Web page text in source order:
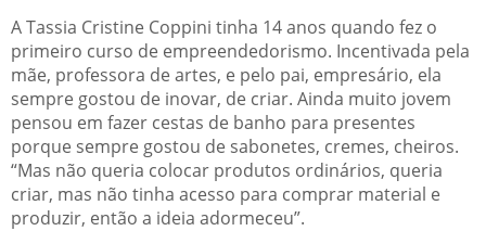
A Tassia Cristine Coppini tinha 14 anos quando fez o
primeiro curso de empreendedorismo. Incentivada pela
mãe, professora de artes, e pelo pai, empresário, ela
sempre gostou de inovar, de criar. Ainda muito jovem
pensou em fazer cestas de banho para presentes
porque sempre gostou de sabonetes, cremes, cheiros.
“Mas não queria colocar produtos ordinários, queria
criar, mas não tinha acesso para comprar material e
produzir, então a ideia adormeceu”.